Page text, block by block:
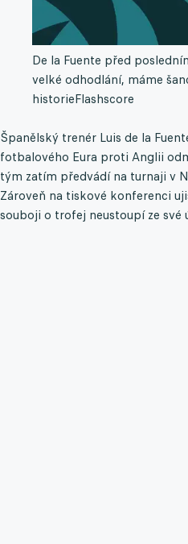
De la Fuente před
velké odhodlání, máme
historieFlashscore
Španělský trenér Luis de la
fotbalového Eura proti Anglii
tým zatím předvádí na turnaji v
Zároveň na tiskové konferenci
souboji o trofej neustoupí ze své